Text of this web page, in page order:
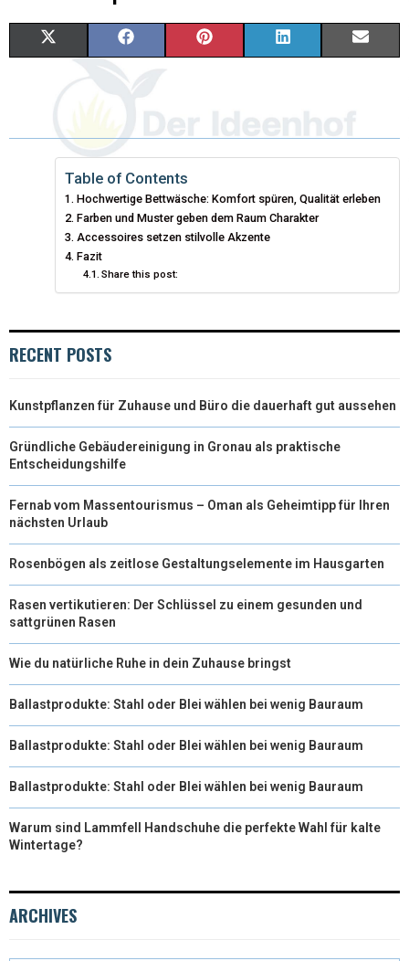
W
I
T
T
)
A
E
O
O
K
T
R
E
K
D
I
Table of Contents
Hochwertige Bettwäsche: Komfort spüren, Qualität erleben
Farben und Muster geben dem Raum Charakter
Accessoires setzen stilvolle Akzente
Fazit
Share this post:
RECENT POSTS
Kunstpflanzen für Zuhause und Büro die dauerhaft gut aussehen
Gründliche Gebäudereinigung in Gronau als praktische
Entscheidungshilfe
Fernab vom Massentourismus – Oman als Geheimtipp für Ihren
nächsten Urlaub
Rosenbögen als zeitlose Gestaltungselemente im Hausgarten
Rasen vertikutieren: Der Schlüssel zu einem gesunden und
sattgrünen Rasen
Wie du natürliche Ruhe in dein Zuhause bringst
Ballastprodukte: Stahl oder Blei wählen bei wenig Bauraum
Ballastprodukte: Stahl oder Blei wählen bei wenig Bauraum
Ballastprodukte: Stahl oder Blei wählen bei wenig Bauraum
Warum sind Lammfell Handschuhe die perfekte Wahl für kalte
Wintertage?
ARCHIVES